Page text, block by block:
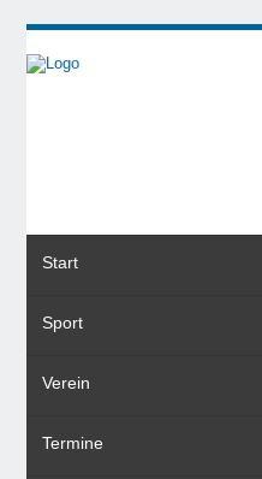
Start
Sport
Verein
Termine